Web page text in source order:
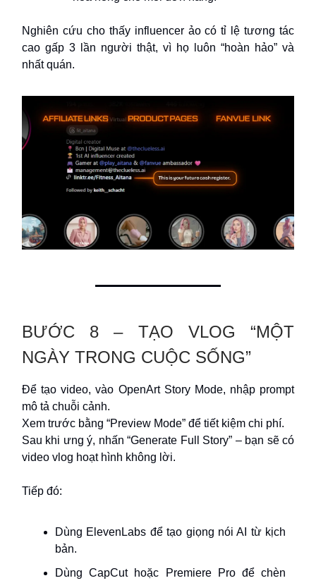
Nghiên cứu cho thấy influencer ảo có tỉ lệ tương tác
cao gấp 3 lần người thật, vì họ luôn “hoàn hảo” và
nhất quán.
BƯỚC 8 – TẠO VLOG “MỘT
NGÀY TRONG CUỘC SỐNG”
Để tạo video, vào OpenArt Story Mode, nhập prompt
mô tả chuỗi cảnh.
Xem trước bằng “Preview Mode” để tiết kiệm chi phí.
Sau khi ưng ý, nhấn “Generate Full Story” – bạn sẽ có
video vlog hoạt hình không lời.
Tiếp đó:
Dùng ElevenLabs để tạo giọng nói AI từ kịch
bản.
Dùng CapCut hoặc Premiere Pro để chèn